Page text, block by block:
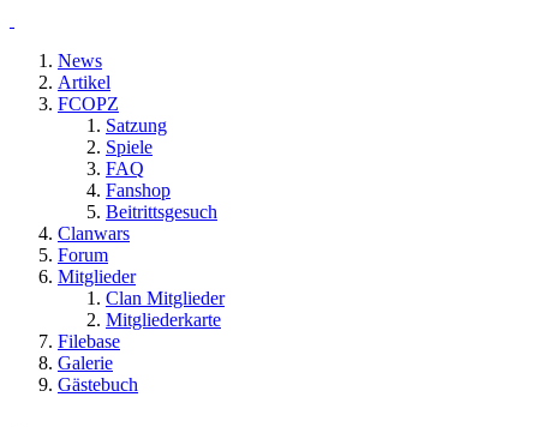
News
Artikel
FCOPZ
Satzung
Spiele
FAQ
Fanshop
Beitrittsgesuch
Clanwars
Forum
Mitglieder
Clan Mitglieder
Mitgliederkarte
Filebase
Galerie
Gästebuch